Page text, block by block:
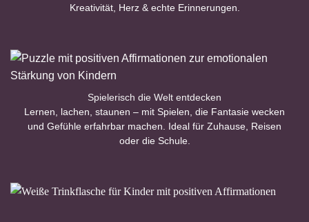
Kreativität, Herz & echte Erinnerungen.
Spielerisch die Welt entdecken
Lernen, lachen, staunen – mit Spielen, die Fantasie wecken
und Gefühle erfahrbar machen. Ideal für Zuhause, Reisen
oder die Schule.